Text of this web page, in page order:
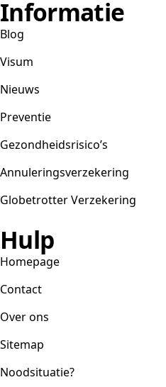
Informatie
Blog
Visum
Nieuws
Preventie
Gezondheidsrisico’s
Annuleringsverzekering
Globetrotter Verzekering
Hulp
Homepage
Contact
Over ons
Sitemap
Noodsituatie?